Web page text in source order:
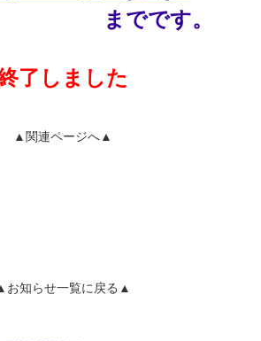
です。
了しました
▲関連ページへ▲
お知らせ一覧に戻る▲